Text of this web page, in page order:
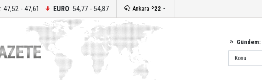
: 47,52 - 47,61 EURO: 54,77 - 54,87 Ankara º22
Gündem: